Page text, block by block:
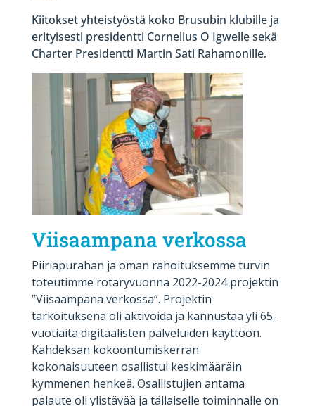
Kiitokset yhteistyöstä koko Brusubin klubille ja
erityisesti presidentti Cornelius O Igwelle sekä
Charter Presidentti Martin Sati Rahamonille.
Viisaampana verkossa
Piiriapurahan ja oman rahoituksemme turvin
toteutimme rotaryvuonna 2022-2024 projektin
”Viisaampana verkossa”. Projektin
tarkoituksena oli aktivoida ja kannustaa yli 65-
vuotiaita digitaalisten palveluiden käyttöön.
Kahdeksan kokoontumiskerran
kokonaisuuteen osallistui keskimääräin
kymmenen henkeä. Osallistujien antama
palaute oli ylistävää ja tällaiselle toiminnalle on